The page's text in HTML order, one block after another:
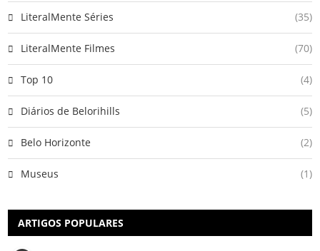
LiteralMente Séries (35)
LiteralMente Filmes (70)
Top 10 (4)
Diários de Belorihills (5)
Belo Horizonte (2)
Museus (1)
ARTIGOS POPULARES